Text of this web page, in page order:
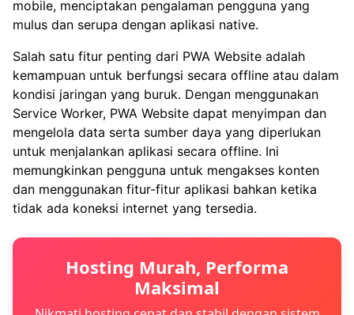
mobile, menciptakan pengalaman pengguna yang
mulus dan serupa dengan aplikasi native.
Salah satu fitur penting dari PWA Website adalah
kemampuan untuk berfungsi secara offline atau dalam
kondisi jaringan yang buruk. Dengan menggunakan
Service Worker, PWA Website dapat menyimpan dan
mengelola data serta sumber daya yang diperlukan
untuk menjalankan aplikasi secara offline. Ini
memungkinkan pengguna untuk mengakses konten
dan menggunakan fitur-fitur aplikasi bahkan ketika
tidak ada koneksi internet yang tersedia.
Hosting Murah, Performa
Maksimal